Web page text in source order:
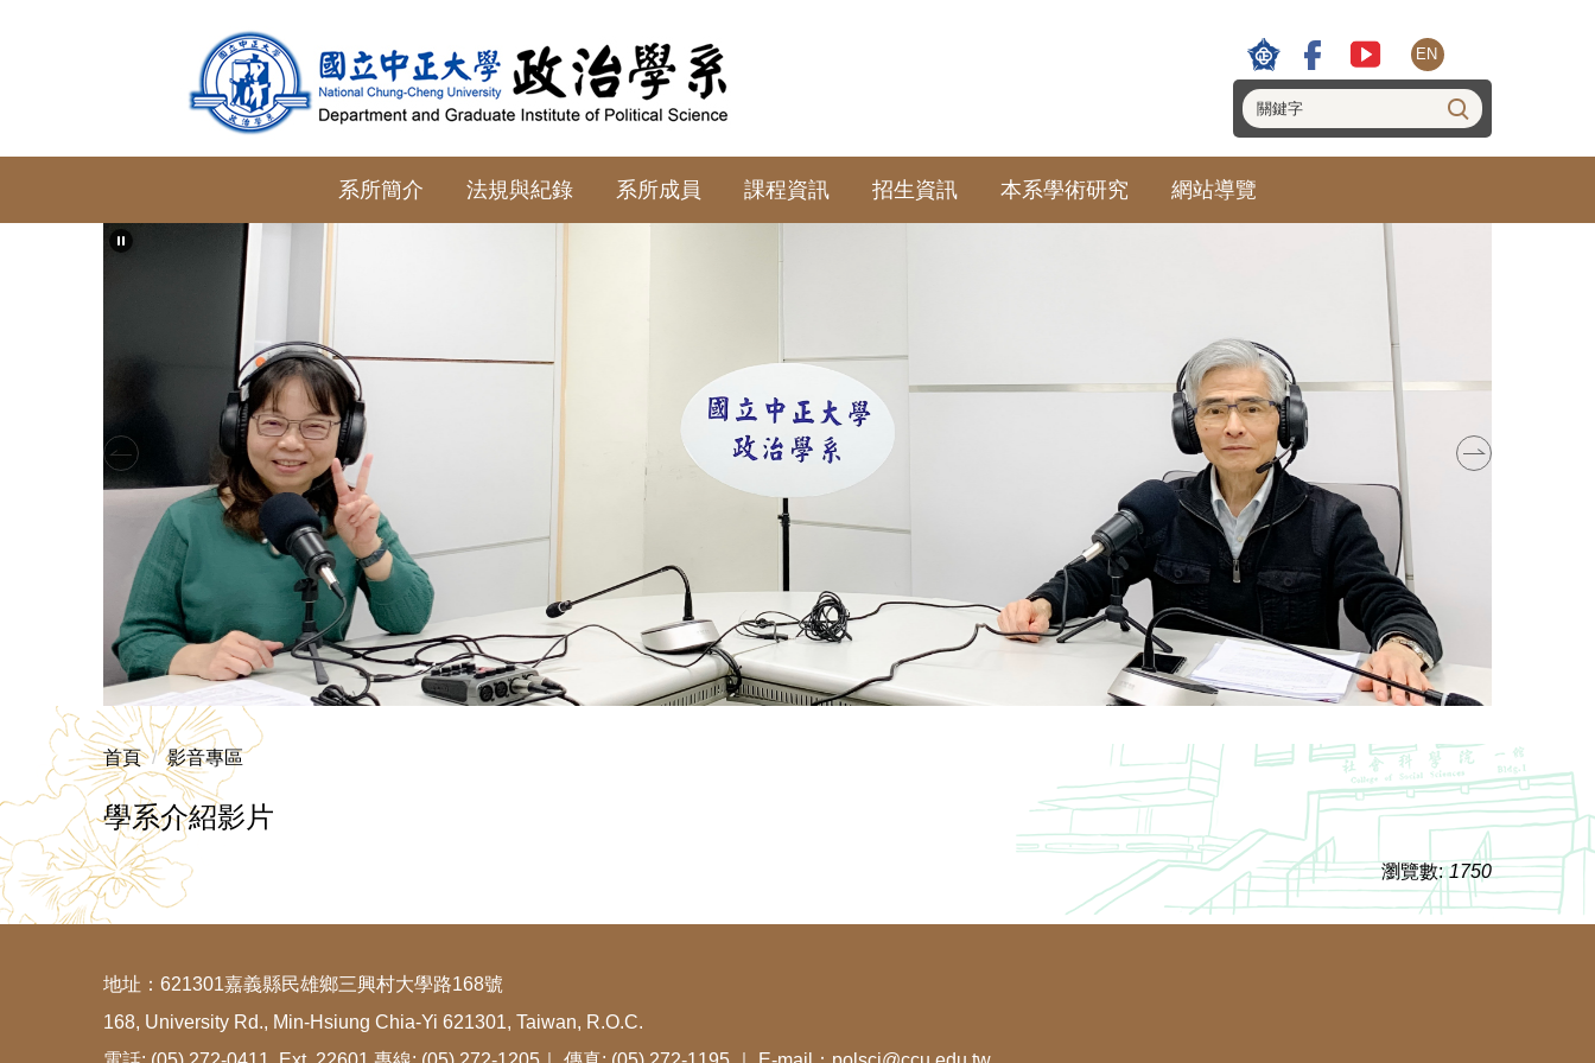
容
EN
系所簡介 法規與紀錄 系所成員 課程資訊 招生資訊 本系學術研究 網站導覽
風情萬種政治學
首頁 影音專區
學系介紹影片
瀏覽數: 1750
地址：621301嘉義縣民雄鄉三興村大學路168號
168, University Rd., Min-Hsiung Chia-Yi 621301, Taiwan, R.O.C.